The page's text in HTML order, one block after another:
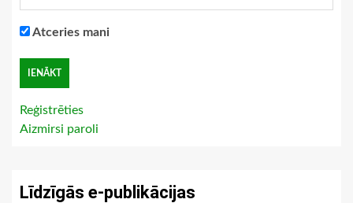
Atceries mani
Reģistrēties
Aizmirsi paroli
Līdzīgās e-publikācijas